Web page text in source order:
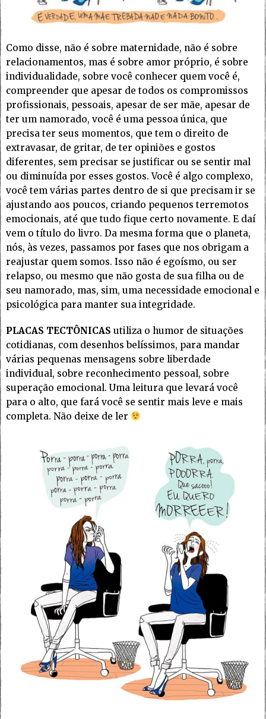
Como disse, não é sobre maternidade, não é sobre
relacionamentos, mas é sobre amor próprio, é sobre
individualidade, sobre você conhecer quem você é,
compreender que apesar de todos os compromissos
profissionais, pessoais, apesar de ser mãe, apesar de
ter um namorado, você é uma pessoa única, que
precisa ter seus momentos, que tem o direito de
extravasar, de gritar, de ter opiniões e gostos
diferentes, sem precisar se justificar ou se sentir mal
ou diminuída por esses gostos. Você é algo complexo,
você tem várias partes dentro de si que precisam ir se
ajustando aos poucos, criando pequenos terremotos
emocionais, até que tudo fique certo novamente. E daí
vem o título do livro. Da mesma forma que o planeta,
nós, às vezes, passamos por fases que nos obrigam a
reajustar quem somos. Isso não é egoísmo, ou ser
relapso, ou mesmo que não gosta de sua filha ou de
seu namorado, mas, sim, uma necessidade emocional e
psicológica para manter sua integridade.
PLACAS TECTÔNICAS utiliza o humor de situações
cotidianas, com desenhos belíssimos, para mandar
várias pequenas mensagens sobre liberdade
individual, sobre reconhecimento pessoal, sobre
superação emocional. Uma leitura que levará você
para o alto, que fará você se sentir mais leve e mais
completa. Não deixe de ler